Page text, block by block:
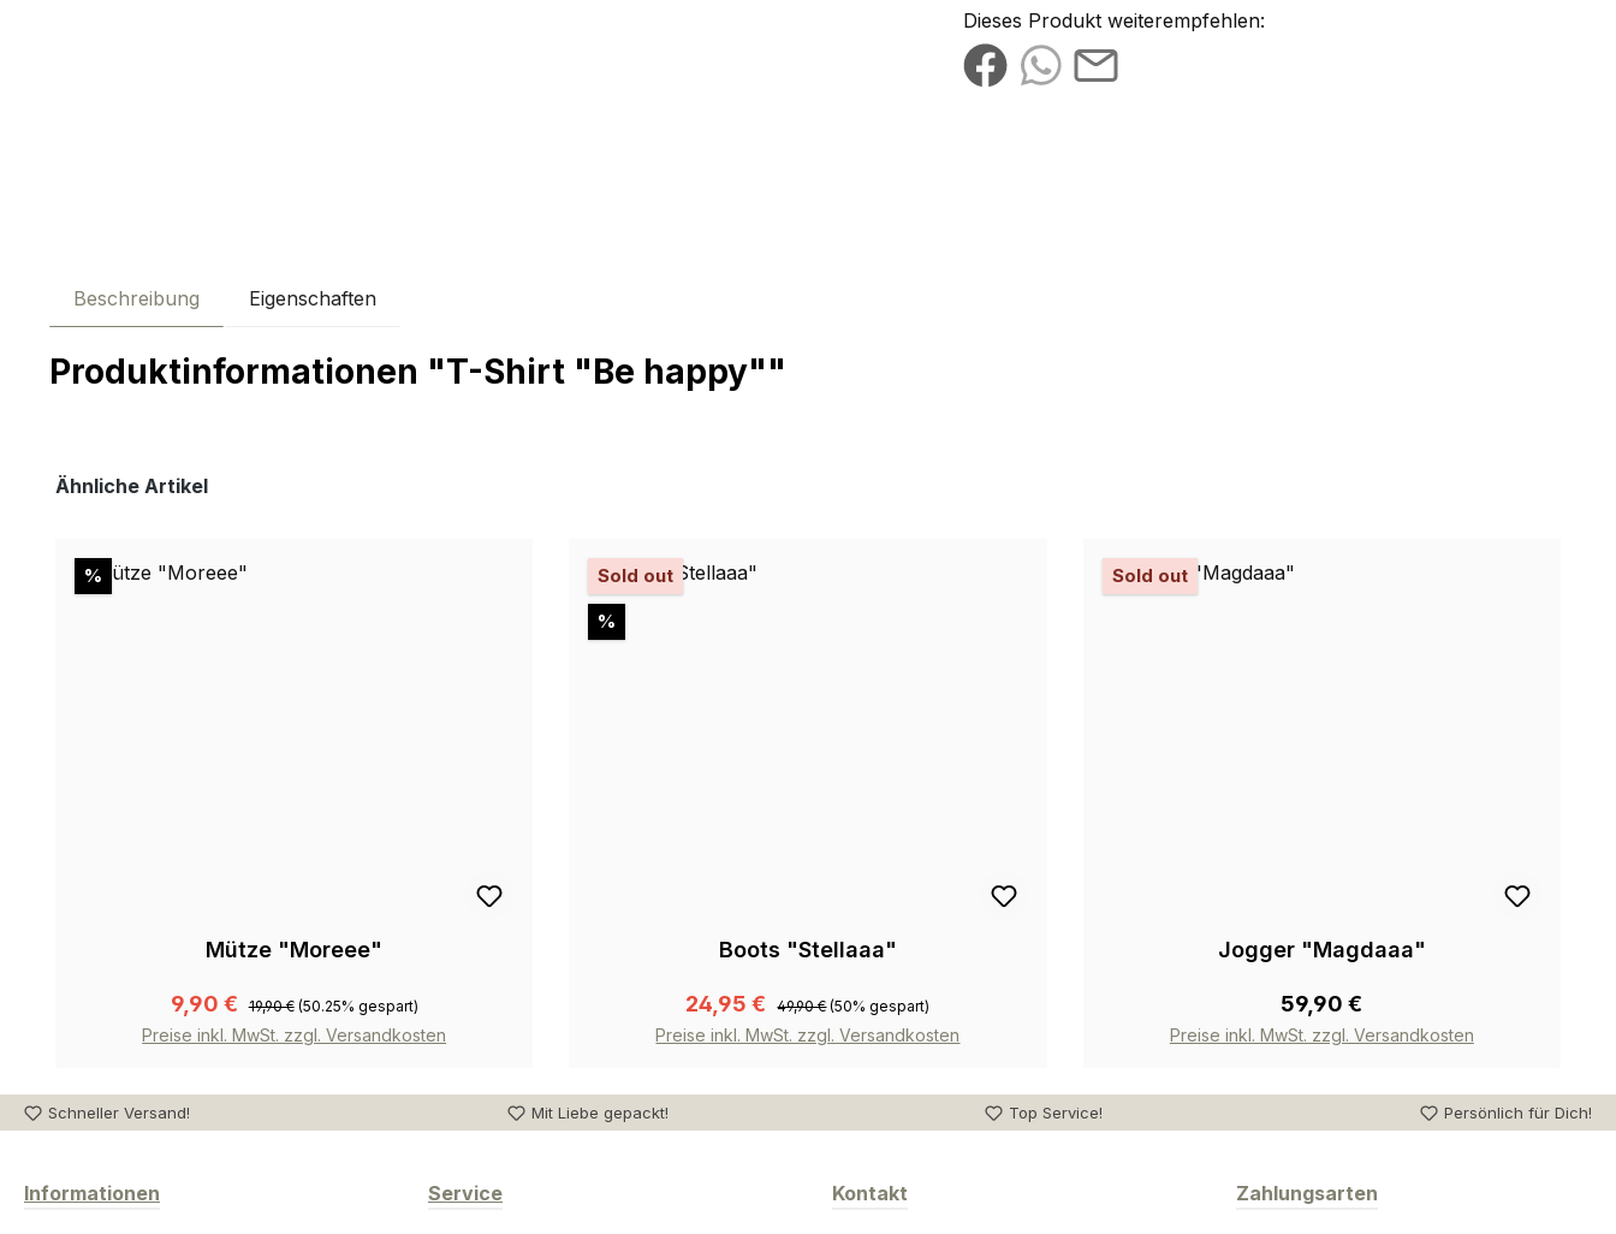
Dieses Produkt weiterempfehlen:
Beschreibung Eigenschaften
Produktinformationen "T-Shirt "Be happy""
Produktgalerie überspringen
Ähnliche Artikel
% Rabatt
Mütze "Moreee"
9,90 € 19,90 € (50.25% gespart)
Preise inkl. MwSt. zzgl. Versandkosten
Sold out
%
Boots "Stellaaa"
24,95 € 49,90 € (50% gespart)
Preise inkl. MwSt. zzgl. Versandkosten
Sold out
Jogger "Magdaaa"
59,90 €
Preise inkl. MwSt. zzgl. Versandkosten
Schneller Versand! Mit Liebe gepackt! Top Service! Persönlich für Dich!
Informationen Service Kontakt Zahlungsarten